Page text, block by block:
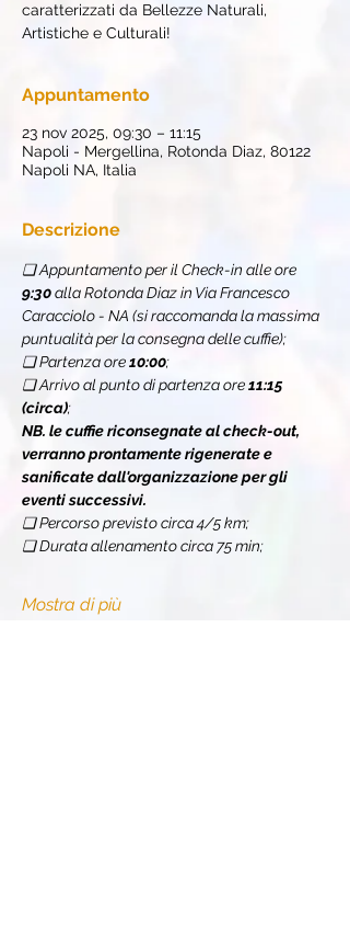
caratterizzati da Bellezze Naturali,
Artistiche e Culturali!
Appuntamento
23 nov 2025, 09:30 – 11:15
Napoli - Mergellina, Rotonda Diaz, 80122
Napoli NA, Italia
Descrizione
❏ Appuntamento per il Check-in alle ore
9:30 alla Rotonda Diaz in Via Francesco
Caracciolo - NA (si raccomanda la massima
puntualità per la consegna delle cuffie);
❏ Partenza ore 10:00;
❏ Arrivo al punto di partenza ore 11:15
(circa);
NB. le cuffie riconsegnate al check-out,
verranno prontamente rigenerate e
sanificate dall'organizzazione per gli
eventi successivi.
❏ Percorso previsto circa 4/5 km;
❏ Durata allenamento circa 75 min;
Mostra di più